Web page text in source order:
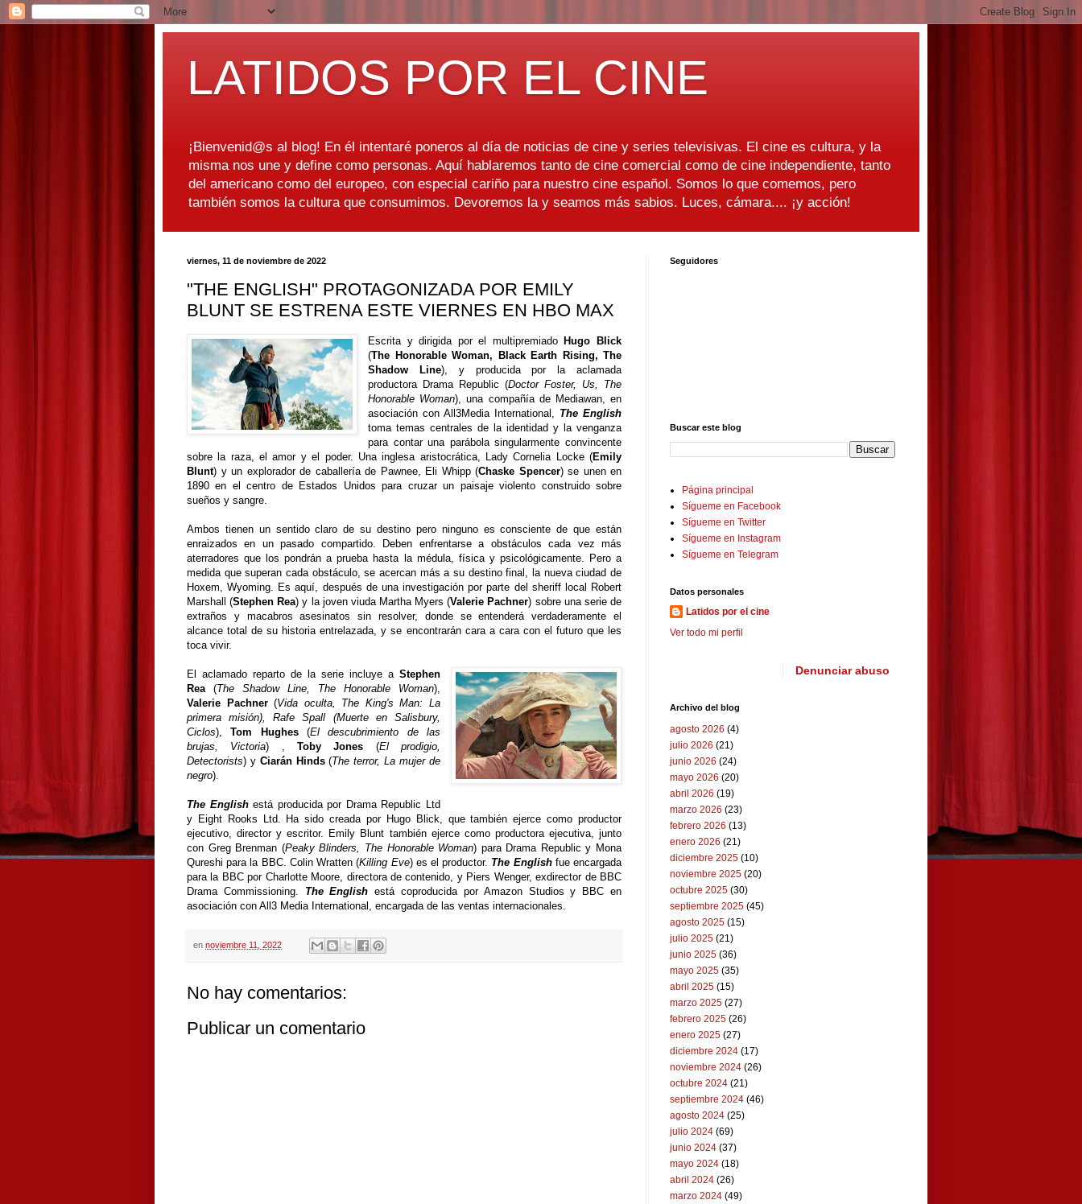
LATIDOS POR EL CINE
¡Bienvenid@s al blog! En él intentaré poneros al día de noticias de cine y series televisivas. El cine es cultura, y la
misma nos une y define como personas. Aquí hablaremos tanto de cine comercial como de cine independiente, tanto
del americano como del europeo, con especial cariño para nuestro cine español. Somos lo que comemos, pero
también somos la cultura que consumimos. Devoremos la y seamos más sabios. Luces, cámara.... ¡y acción!
viernes, 11 de noviembre de 2022
"THE ENGLISH" PROTAGONIZADA POR EMILY
BLUNT SE ESTRENA ESTE VIERNES EN HBO MAX
Escrita y dirigida por el multipremiado Hugo Blick
(The Honorable Woman, Black Earth Rising, The
Shadow Line), y producida por la aclamada
productora Drama Republic (Doctor Foster, Us, The
Honorable Woman), una compañía de Mediawan, en
asociación con All3Media International, The English
toma temas centrales de la identidad y la venganza
para contar una parábola singularmente convincente
sobre la raza, el amor y el poder. Una inglesa aristocrática, Lady Cornelia Locke (Emily
Blunt) y un explorador de caballería de Pawnee, Eli Whipp (Chaske Spencer) se unen en
1890 en el centro de Estados Unidos para cruzar un paisaje violento construido sobre
sueños y sangre.
Ambos tienen un sentido claro de su destino pero ninguno es consciente de que están
enraizados en un pasado compartido. Deben enfrentarse a obstáculos cada vez más
aterradores que los pondrán a prueba hasta la médula, física y psicológicamente. Pero a
medida que superan cada obstáculo, se acercan más a su destino final, la nueva ciudad de
Hoxem, Wyoming. Es aquí, después de una investigación por parte del sheriff local Robert
Marshall (Stephen Rea) y la joven viuda Martha Myers (Valerie Pachner) sobre una serie de
extraños y macabros asesinatos sin resolver, donde se entenderá verdaderamente el
alcance total de su historia entrelazada, y se encontrarán cara a cara con el futuro que les
toca vivir.
El aclamado reparto de la serie incluye a Stephen
Rea(The Shadow Line, The Honorable Woman),
Valerie Pachner(Vida oculta, The King's Man: La
primera misión), Rafe Spall (Muerte en Salisbury,
Ciclos),Tom Hughes(El descubrimiento de las
brujas, Victoria) , Toby Jones (El prodigio,
Detectorists) y Ciarán Hinds(The terror, La mujer de
negro).
The Englishestá producida por Drama Republic Ltd
y Eight Rooks Ltd. Ha sido creada por Hugo Blick, que también ejerce como productor
ejecutivo, director y escritor. Emily Blunt también ejerce como productora ejecutiva, junto
con Greg Brenman (Peaky Blinders, The Honorable Woman) para Drama Republic y Mona
Qureshi para la BBC. Colin Wratten (Killing Eve) es el productor. The Englishfue encargada
para la BBC por Charlotte Moore, directora de contenido, y Piers Wenger, exdirector de BBC
Drama Commissioning. The Englishestá coproducida por Amazon Studios y BBC en
asociación con All3 Media International, encargada de las ventas internacionales.
en noviembre 11, 2022
No hay comentarios:
Publicar un comentario
Seguidores
Buscar este blog
Página principal
Sígueme en Facebook
Sígueme en Twitter
Sígueme en Instagram
Sígueme en Telegram
Datos personales
Latidos por el cine
Ver todo mi perfil
Denunciar abuso
Archivo del blog
agosto 2026 (4)
julio 2026 (21)
junio 2026 (24)
mayo 2026 (20)
abril 2026 (19)
marzo 2026 (23)
febrero 2026 (13)
enero 2026 (21)
diciembre 2025 (10)
noviembre 2025 (20)
octubre 2025 (30)
septiembre 2025 (45)
agosto 2025 (15)
julio 2025 (21)
junio 2025 (36)
mayo 2025 (35)
abril 2025 (15)
marzo 2025 (27)
febrero 2025 (26)
enero 2025 (27)
diciembre 2024 (17)
noviembre 2024 (26)
octubre 2024 (21)
septiembre 2024 (46)
agosto 2024 (25)
julio 2024 (69)
junio 2024 (37)
mayo 2024 (18)
abril 2024 (26)
marzo 2024 (49)